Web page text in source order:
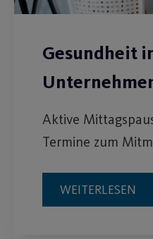
Gesundheit
Aktive
Termine zum
WEITERLESEN